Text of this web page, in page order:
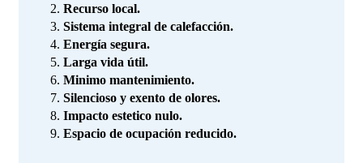
Recurso local.
Sistema integral de calefacción.
Energía segura.
Larga vida útil.
Minimo mantenimiento.
Silencioso y exento de olores.
Impacto estetico nulo.
Espacio de ocupación reducido.